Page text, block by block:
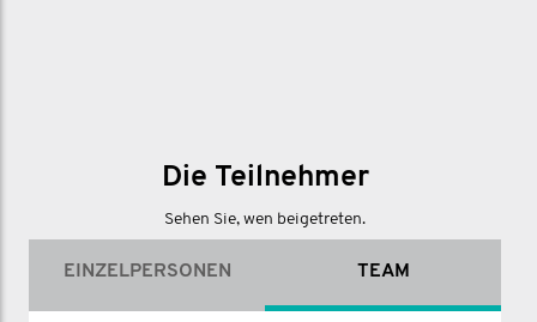
Die Teilnehmer
Sehen Sie, wen beigetreten.
EINZELPERSONEN TEAM